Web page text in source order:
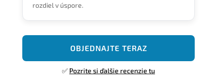
rozdiel v úspore.
OBJEDNAJTE TERAZ
✅ Pozrite si ďalšie recenzie tu